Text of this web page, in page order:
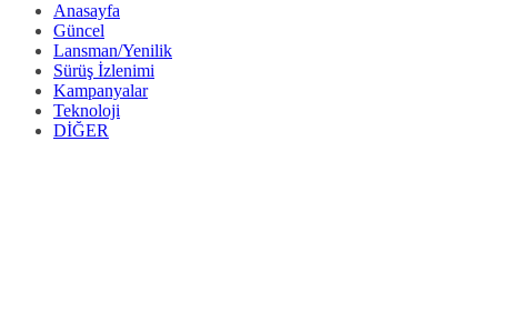
Anasayfa
Güncel
Lansman/Yenilik
Sürüş İzlenimi
Kampanyalar
Teknoloji
DİĞER